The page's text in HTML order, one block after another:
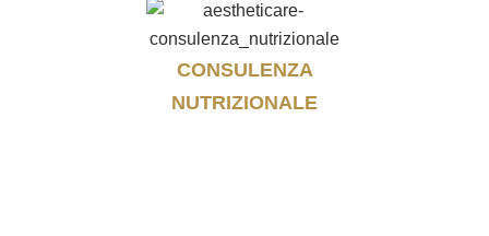
CONSULENZA
NUTRIZIONALE